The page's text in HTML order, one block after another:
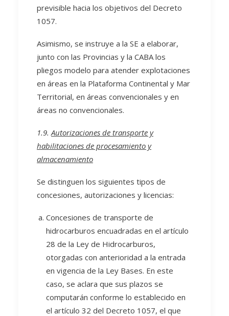
previsible hacia los objetivos del Decreto
1057.
Asimismo, se instruye a la SE a elaborar,
junto con las Provincias y la CABA los
pliegos modelo para atender explotaciones
en áreas en la Plataforma Continental y Mar
Territorial, en áreas convencionales y en
áreas no convencionales.
1.9.Autorizaciones de transporte y
habilitaciones de procesamiento y
almacenamiento
Se distinguen los siguientes tipos de
concesiones, autorizaciones y licencias:
Concesiones de transporte de
hidrocarburos encuadradas en el artículo
28 de la Ley de Hidrocarburos,
otorgadas con anterioridad a la entrada
en vigencia de la Ley Bases. En este
caso, se aclara que sus plazos se
computarán conforme lo establecido en
el artículo 32 del Decreto 1057, el que